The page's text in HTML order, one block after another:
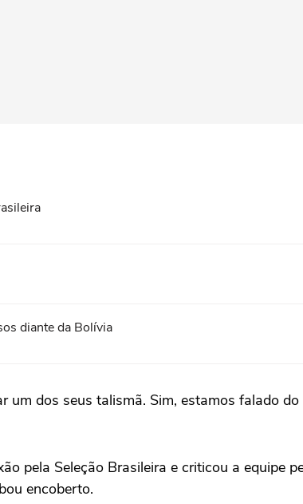
diante da Bolívia
dos seus talismã. Sim, estamos falado
pela Seleção Brasileira e criticou a equipe
encoberto.